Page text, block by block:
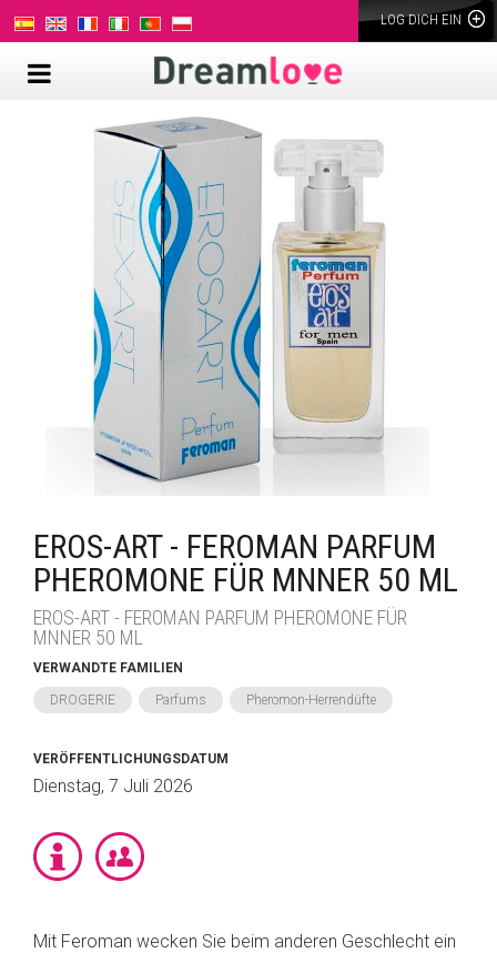
LOG DICH EIN
EROS-ART - FEROMAN PARFUM
PHEROMONE FÜR MNNER 50 ML
EROS-ART - FEROMAN PARFUM PHEROMONE FÜR
MNNER 50 ML
VERWANDTE FAMILIEN
DROGERIE Parfums Pheromon-Herrendüfte
VERÖFFENTLICHUNGSDATUM
Dienstag, 7 Juli 2026
Mit Feroman wecken Sie beim anderen Geschlecht ein